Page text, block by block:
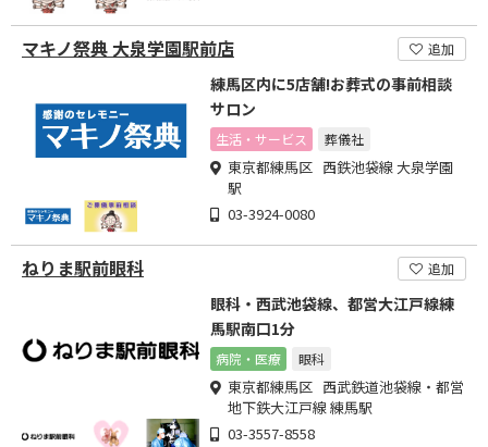
マキノ祭典 大泉学園駅前店 追加
練馬区内に5店舗!お葬式の事前相談
サロン
生活・サービス 葬儀社
東京都練馬区 西鉄池袋線 大泉学園
駅
03-3924-0080
ねりま駅前眼科 追加
眼科・西武池袋線、都営大江戸線練
馬駅南口1分
病院・医療 眼科
東京都練馬区 西武鉄道池袋線・都営
地下鉄大江戸線 練馬駅
03-3557-8558